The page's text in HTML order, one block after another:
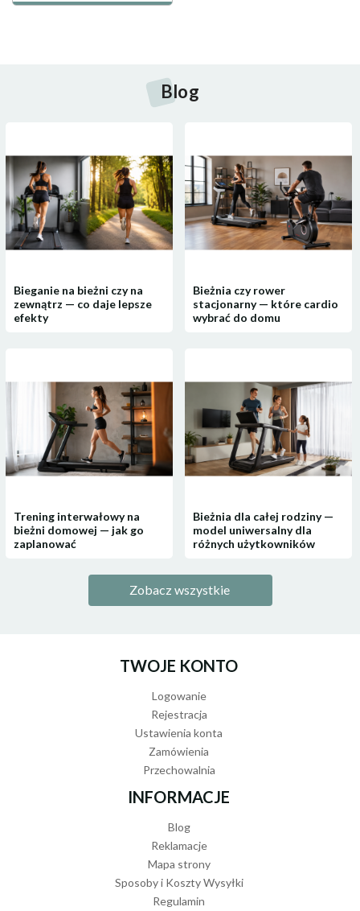
Kompaktowa forma idealna na co
dzień i w podróży
nim. Niewielkie wymiary i lekka konstrukcja czynią ją
praktycznym towarzyszem podróży samochodem, spacerów
czy wyjazdów. To drewniana tablica do zabawy dla dzieci,
która może być świetnym zamiennikiem ekranu telefonu lub
tabletu.
Produkt został wykonany z wysokiej jakości drewna Schima,
MDF oraz sklejki, z dbałością o każdy detal. Gładkie
europejskie normy bezpieczeństwaEN71-1, EN71-2, EN71-
Specyfikacja techniczna
Wymiary:20 x 16 x 5,4 cm
Materiały:drewno Schima, MDF, sklejka
Blog
Bieganie na bieżni czy na
zewnątrz — co daje lepsze
efekty
Bieżnia czy rower
stacjonarny — które cardio
wybrać do domu
Trening interwałowy na
bieżni domowej — jak go
zaplanować
Bieżnia dla całej rodziny —
model uniwersalny dla
różnych użytkowników
Zobacz wszystkie
TWOJE KONTO
Logowanie
Rejestracja
Ustawienia konta
Zamówienia
Przechowalnia
INFORMACJE
Blog
Reklamacje
Mapa strony
Sposoby i Koszty Wysyłki
Regulamin